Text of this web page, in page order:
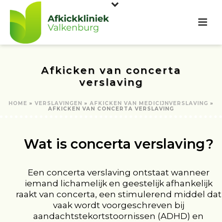
Afkicken van concerta
verslaving
HOME » VERSLAVINGEN » AFKICKEN VAN MEDICIJNVERSLAVING »
AFKICKEN VAN CONCERTA VERSLAVING
Wat is concerta verslaving?
Een concerta verslaving ontstaat wanneer
iemand lichamelijk en geestelijk afhankelijk
raakt van concerta, een stimulerend middel dat
vaak wordt voorgeschreven bij
aandachtstekortstoornissen (ADHD) en